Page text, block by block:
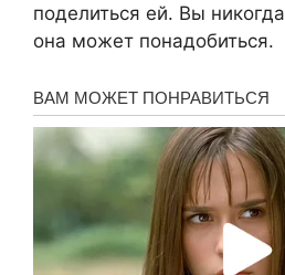
поделиться ей. Вы
она может понадобиться.